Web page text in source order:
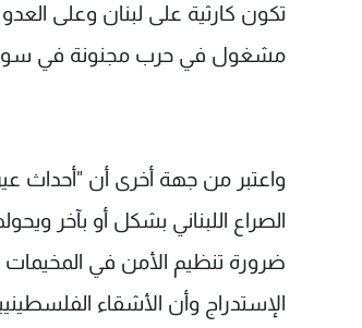
تكون كارثية على لبنان وعلى
مشغول في حرب مجنونة في
واعتبر من جهة أخرى أن "أحداث
الصراع اللبناني بشكل أو بآخر
ضرورة تنظيم الأمن في
الإستدراج وأن الأشقاء